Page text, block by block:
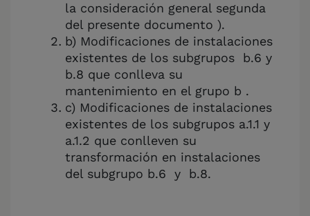
la consideración general segunda
del presente documento ).
b) Modificaciones de instalaciones
existentes de los subgrupos b.6 y
b.8 que conlleva su
mantenimiento en el grupo b .
c) Modificaciones de instalaciones
existentes de los subgrupos a.1.1 y
a.1.2 que conlleven su
transformación en instalaciones
del subgrupo b.6 y b.8.